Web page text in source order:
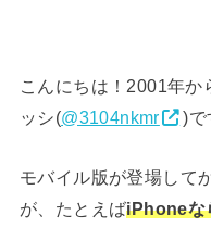
こんにちは！2001年
ッシ(@3104nkmr )で
モバイル版が登場して
が、たとえばiPhoneな